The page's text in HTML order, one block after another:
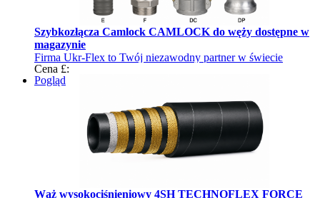
Szybkozłącza Camlock CAMLOCK do węży dostępne w
magazynie
Firma Ukr-Flex to Twój niezawodny partner w świecie
tulejek i węży
Cena £:
Pogląd
Wąż wysokociśnieniowy 4SH TECHNOFLEX FORCE